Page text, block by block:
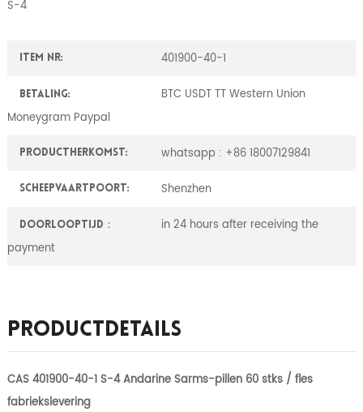
S-4
Item nr: 401900-40-1
Betaling:
BTC USDT TT Western Union
Moneygram Paypal
ProductHerkomst: whatsapp : +86 18007129841
Scheepvaartpoort: Shenzhen
Doorlooptijd：
in 24 hours after receiving the
payment
Productdetails
CAS 401900-40-1 S-4 Andarine Sarms-pillen 60 stks / fles
fabriekslevering